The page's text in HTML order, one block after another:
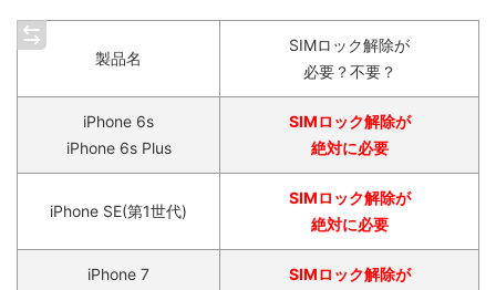
製品名
SIMロック解除が
必要？不要？
iPhone 6s
iPhone 6s Plus
SIMロック解除が
絶対に必要
iPhone SE(第1世代)
SIMロック解除が
絶対に必要
iPhone 7
SIMロック解除が